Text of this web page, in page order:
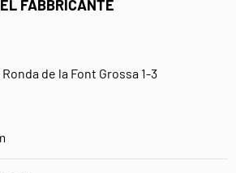
FABBRICANTE
de la Font Grossa 1-3